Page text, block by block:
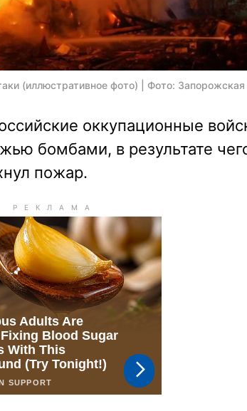
(иллюстративное фото) | Фото:
оккупационные
бомбами, в результате
пожар.